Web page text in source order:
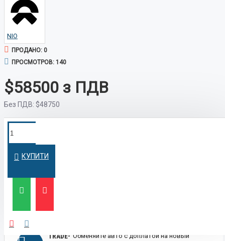
NIO
ПРОДАНО: 0
ПРОСМОТРОВ: 140
$58500
Без ПДВ: $48750
КУПИТИ
КРЕДИТ
TRADE- Обменяйте авто с доплатой на новый